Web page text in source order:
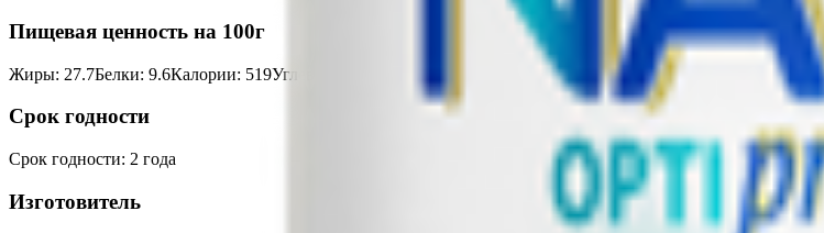
Пищевая ценность на 100г
Жиры: 27.7Белки: 9.6Калории: 519Углеводы
Срок годности
Срок годности: 2 года
Изготовитель